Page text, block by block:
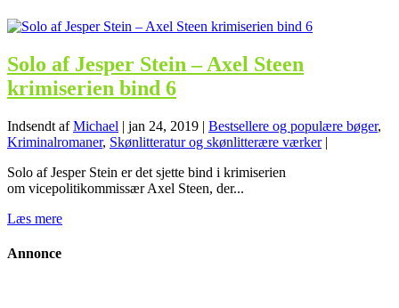
Solo af Jesper Stein – Axel Steen
krimiserien bind 6
Indsendt afMichael | jan 24, 2019 | Bestsellere og populære bøger,
Kriminalromaner, Skønlitteratur og skønlitterære værker|
Solo af Jesper Stein er det sjette bind i krimiserien
om vicepolitikommissær Axel Steen, der...
Læs mere
Annonce